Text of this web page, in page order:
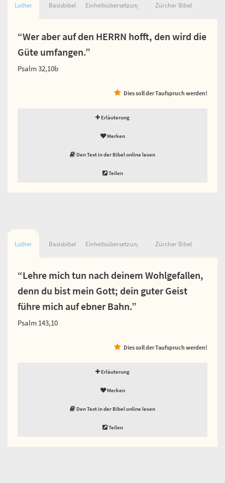
Luther Basisbibel Einheitsübersetzung Zürcher Bibel
“Wer aber auf den HERRN hofft, den wird die
Güte umfangen.”
Psalm 32,10b
Dies soll der Taufspruch werden!
Erläuterung
Merken
Den Text in der Bibel online lesen
Teilen
Luther Basisbibel Einheitsübersetzung Zürcher Bibel
“Lehre mich tun nach deinem Wohlgefallen,
denn du bist mein Gott; dein guter Geist
führe mich auf ebner Bahn.”
Psalm 143,10
Dies soll der Taufspruch werden!
Erläuterung
Merken
Den Text in der Bibel online lesen
Teilen